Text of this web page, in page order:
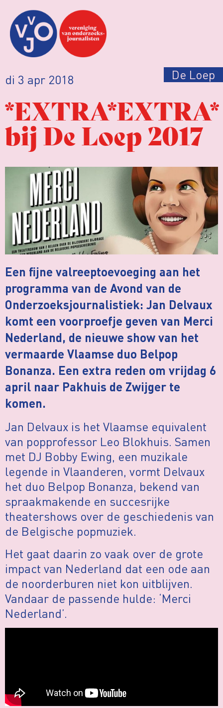
di 3 apr 2018 De Loep
*EXTRA*EXTRA*
bij De Loep 2017
Een fijne valreeptoevoeging aan het
programma van de Avond van de
Onderzoeksjournalistiek: Jan Delvaux
komt een voorproefje geven van Merci
Nederland, de nieuwe show van het
vermaarde Vlaamse duo Belpop
Bonanza. Een extra reden om vrijdag 6
april naar Pakhuis de Zwijger te
komen.
Jan Delvaux is het Vlaamse equivalent
van popprofessor Leo Blokhuis. Samen
met DJ Bobby Ewing, een muzikale
legende in Vlaanderen, vormt Delvaux
het duo Belpop Bonanza, bekend van
spraakmakende en succesrijke
theatershows over de geschiedenis van
de Belgische popmuziek.
Het gaat daarin zo vaak over de grote
impact van Nederland dat een ode aan
de noorderburen niet kon uitblijven.
Vandaar de passende hulde: ‘Merci
Nederland’.